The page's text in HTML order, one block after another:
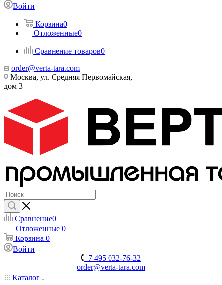
Войти
Корзина0
Отложенные0
Сравнение товаров0
order@verta-tara.com
Москва, ул. Средняя Первомайская,
дом 3
Сравнение0
Отложенные 0
Корзина 0
Войти
+7 495 032-76-32
order@verta-tara.com
Каталог